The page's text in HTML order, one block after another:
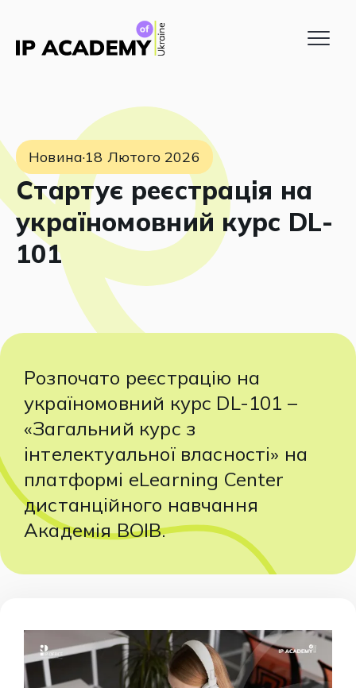
Новина·18 Лютого 2026
Стартує реєстрація на
україномовний курс DL-
101
Розпочато реєстрацію на
україномовний курс DL-101 –
«Загальний курс з
інтелектуальної власності» на
платформі eLearning Center
дистанційного навчання
Академія ВОІВ.